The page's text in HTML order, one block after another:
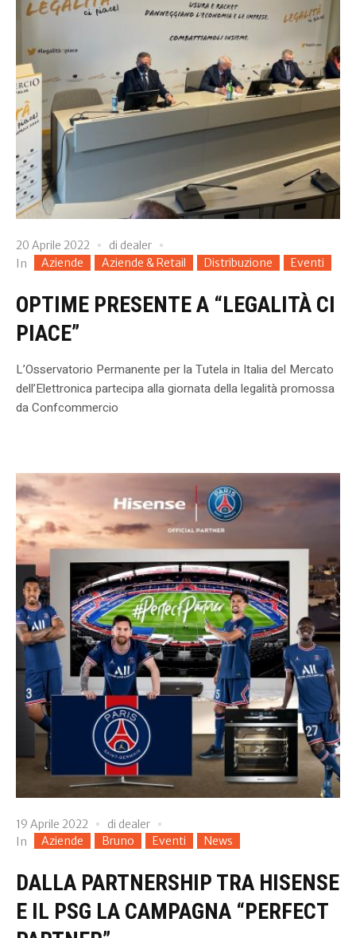
20 Aprile 2022 di dealer
In
Aziende Aziende & Retail Distribuzione Eventi
OPTIME PRESENTE A “LEGALITÀ CI
PIACE”
L’Osservatorio Permanente per la Tutela in Italia del Mercato
dell’Elettronica partecipa alla giornata della legalità promossa
da Confcommercio
19 Aprile 2022 di dealer
In
Aziende Bruno Eventi News
DALLA PARTNERSHIP TRA HISENSE
E IL PSG LA CAMPAGNA “PERFECT